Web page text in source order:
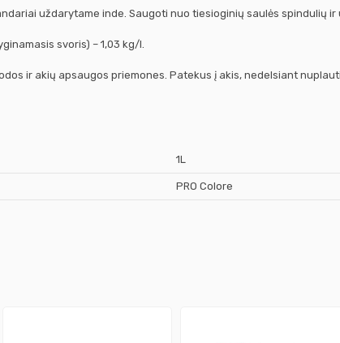
uždarytame inde. Saugoti nuo tiesioginių saulės spindulių ir
svoris) – 1,03 kg/l.
ir akių apsaugos priemones. Patekus į akis, nedelsiant
1L
PRO Colore